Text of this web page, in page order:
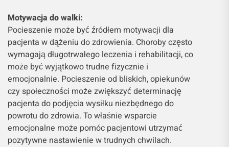
Motywacja do walki:
Pocieszenie może być źródłem motywacji dla
pacjenta w dążeniu do zdrowienia. Choroby często
wymagają długotrwałego leczenia i rehabilitacji, co
może być wyjątkowo trudne fizycznie i
emocjonalnie. Pocieszenie od bliskich, opiekunów
czy społeczności może zwiększyć determinację
pacjenta do podjęcia wysiłku niezbędnego do
powrotu do zdrowia. To właśnie wsparcie
emocjonalne może pomóc pacjentowi utrzymać
pozytywne nastawienie w trudnych chwilach.